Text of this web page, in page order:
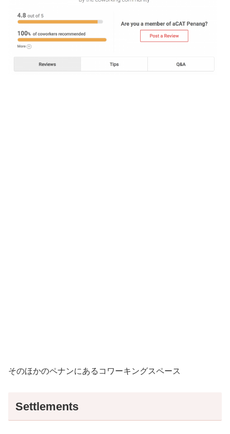
そのほかのペナンにあるコワーキングスペース
Settlements